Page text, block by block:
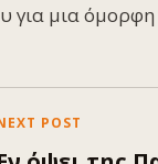
για μια
POST